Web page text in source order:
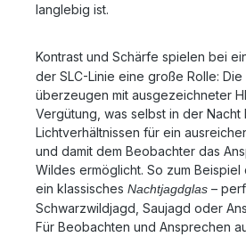
treffen auf ein stilvolles Design.
Newson, der dem CL Curio eine
verlieh. Sein besonderes
nahtlosen Übergang der faltbaren
Ergebnis ist ein sauber
sowohl im geschlossenen als auch
Zustand. Erhältlich ist das neue
Serie in den Varianten Schwarz
silberfarbener Brücke. Das CL
Swarovski Optik ist das Fernglas,
Freizeitaktivitäten und
haben? Wenn Sie Fragen zu dem
langlebig ist.
Kontrast und Schärfe spielen bei
der SLC-Linie eine große Rolle:
überzeugen mit ausgezeichneter
Vergütung, was selbst in der Nacht
Lichtverhältnissen für ein
und damit dem Beobachter das
Wildes ermöglicht. So zum Beispiel
ein klassisches Nachtjagdglas –
Schwarzwildjagd, Saujagd oder
Für Beobachten und Ansprechen